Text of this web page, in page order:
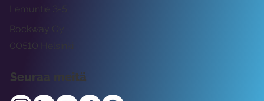
Rockway Oy
Lemuntie 3-5
00510 Helsinki
Seuraa meitä